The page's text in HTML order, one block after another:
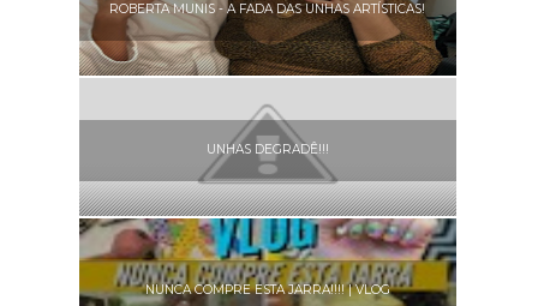
ROBERTA MUNIS - A FADA DAS UNHAS ARTÍSTICAS!
UNHAS DEGRADÊ!!!
NUNCA COMPRE ESTA JARRA!!!! | VLOG